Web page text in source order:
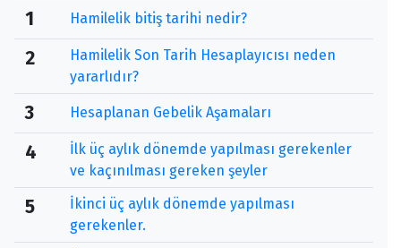
1
Hamilelik bitiş tarihi nedir?
2
Hamilelik Son Tarih Hesaplayıcısı neden
yararlıdır?
3 Hesaplanan Gebelik Aşamaları
4
İlk üç aylık dönemde yapılması gerekenler
ve kaçınılması gereken şeyler
5
İkinci üç aylık dönemde yapılması
gerekenler.